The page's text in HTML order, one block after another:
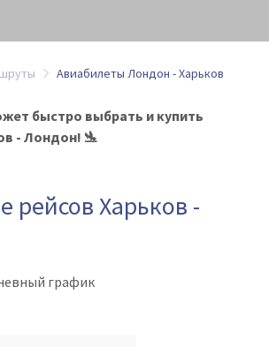
Авиабилеты Лондон - Харьков
быстро выбрать и купить
- Лондон! 🛬
рейсов Харьков -
график